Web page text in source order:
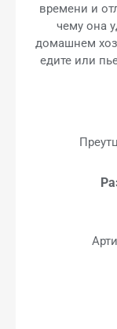
времени и
чему она
домашнем
едите или